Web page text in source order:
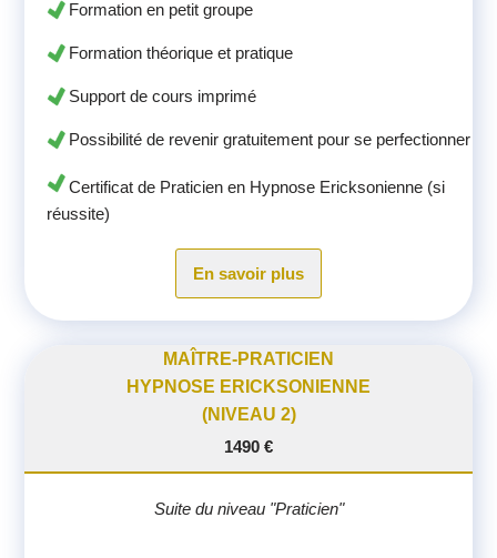
Formation en petit groupe
Formation théorique et pratique
Support de cours imprimé
Possibilité de revenir gratuitement pour se perfectionner
Certificat de Praticien en Hypnose Ericksonienne (si
réussite)
En savoir plus
MAÎTRE-PRATICIEN
HYPNOSE ERICKSONIENNE
(NIVEAU 2)
1490 €
Suite du niveau "Praticien"